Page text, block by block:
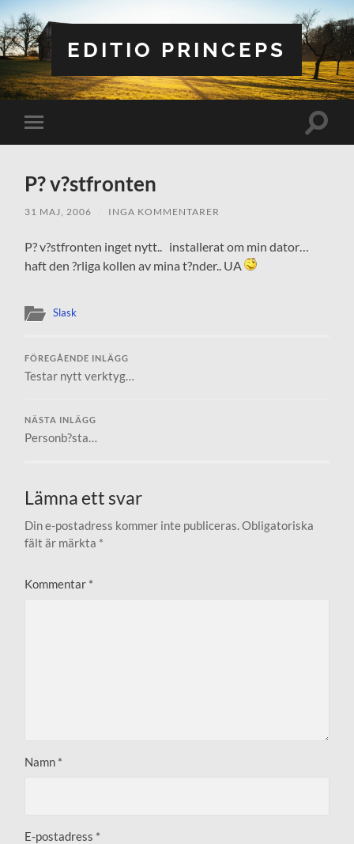
EDITIO PRINCEPS
Slå
på/av
Slå
P? v?stfronten
31 MAJ, 2006 INGA KOMMENTARER
P? v?stfronten inget nytt.. installerat om min dator…
haft den ?rliga kollen av mina t?nder.. UA
Slask
FÖREGÅENDE INLÄGG
Testar nytt verktyg…
NÄSTA INLÄGG
Personb?sta…
Lämna ett svar
Din e-postadress kommer inte publiceras. Obligatoriska
fält är märkta *
Kommentar *
Namn *
E-postadress *